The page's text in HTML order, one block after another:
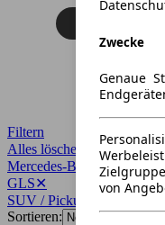
Filtern
Alles löschen
Mercedes-Benz
✕
GLS✕
SUV / Pickup
Sortieren:
Zwecke
Genaue
von